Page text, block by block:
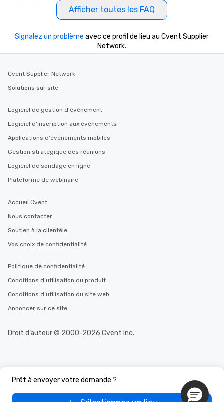
Afficher toutes les FAQ
Prêt à envoyer votre demande ?
Signalez un problème avec ce profil de lieu au Cvent Supplier
Network.
Cvent Supplier Network
Solutions sur site
Logiciel de gestion d'événement
Logiciel d'inscription aux événements
Applications d'événements mobiles
Gestion stratégique des réunions
Logiciel de sondage en ligne
Plateforme de webinaire
Accueil Cvent
Nous contacter
Soutien à la clientèle
Vos choix de confidentialité
Politique de confidentialité
Conditions d’utilisation du produit
Conditions d’utilisation du site web
Annoncer sur ce site
Droit d’auteur © 2000-2026 Cvent Inc.